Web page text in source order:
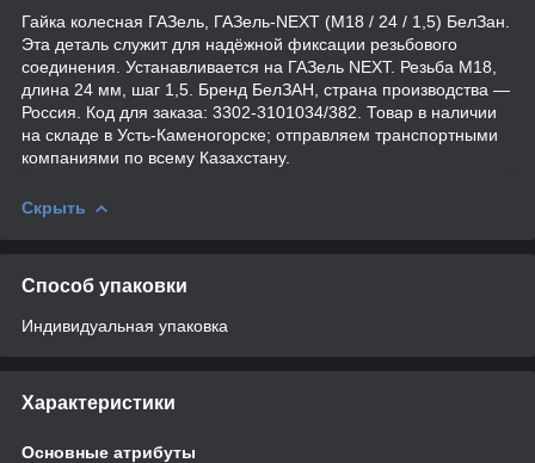
Гайка колесная ГАЗель, ГАЗель-NEXT (М18 / 24 / 1,5) БелЗан.
Эта деталь служит для надёжной фиксации резьбового
соединения. Устанавливается на ГАЗель NEXT. Резьба М18,
длина 24 мм, шаг 1,5. Бренд БелЗАН, страна производства —
Россия. Код для заказа: 3302-3101034/382. Товар в наличии
на складе в Усть-Каменогорске; отправляем транспортными
компаниями по всему Казахстану.
Скрыть
Способ упаковки
Индивидуальная упаковка
Характеристики
Основные атрибуты